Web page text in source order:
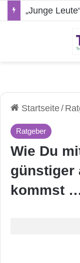
Startseite/
Ratgeber
Wie Du
günstiger
kommst